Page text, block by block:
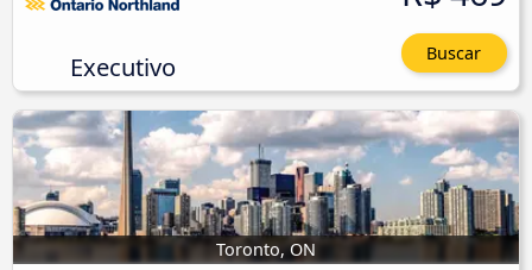
Executivo Buscar
Toronto, ON